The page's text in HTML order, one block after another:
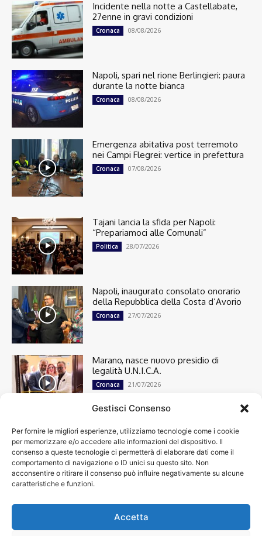
Gestisci Consenso
Per fornire le migliori esperienze, utilizziamo tecnologie come i cookie
per memorizzare e/o accedere alle informazioni del dispositivo. Il
consenso a queste tecnologie ci permetterà di elaborare dati come il
comportamento di navigazione o ID unici su questo sito. Non
acconsentire o ritirare il consenso può influire negativamente su alcune
caratteristiche e funzioni.
Accetta
Incidente nella notte a Castellabate,
27enne in gravi condizioni
Cronaca 08/08/2026
Napoli, spari nel rione Berlingieri: paura
durante la notte bianca
Cronaca 08/08/2026
Emergenza abitativa post terremoto
nei Campi Flegrei: vertice in prefettura
Cronaca 07/08/2026
Tajani lancia la sfida per Napoli:
“Prepariamoci alle Comunali”
Politica 28/07/2026
Napoli, inaugurato consolato onorario
della Repubblica della Costa d’Avorio
Cronaca 27/07/2026
Marano, nasce nuovo presidio di
legalità U.N.I.C.A.
Cronaca 21/07/2026
Cronaca
13501
Attualità
7305
top
News
4209
Cultura
Spettacoli